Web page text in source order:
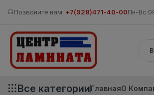
Позвоните нам: +7(928)471-40-00Пн-Вс
Все категорииГлавнаяО